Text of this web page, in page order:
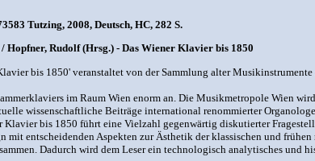
Tutzing, 2008, Deutsch, HC, 282 S.
Hopfner, Rudolf (Hrsg.) - Das Wiener Klavier bis 1850
bis 1850' veranstaltet von der Sammlung alter
im Raum Wien enorm an. Die Musikmetropole Wien
wissenschaftliche Beiträge international renommierter
Klavier bis 1850 führt eine Vielzahl gegenwärtig diskutierter
mit entscheidenden Aspekten zur Ästhetik der klassischen und
Dadurch wird dem Leser ein technologisch analytisches und